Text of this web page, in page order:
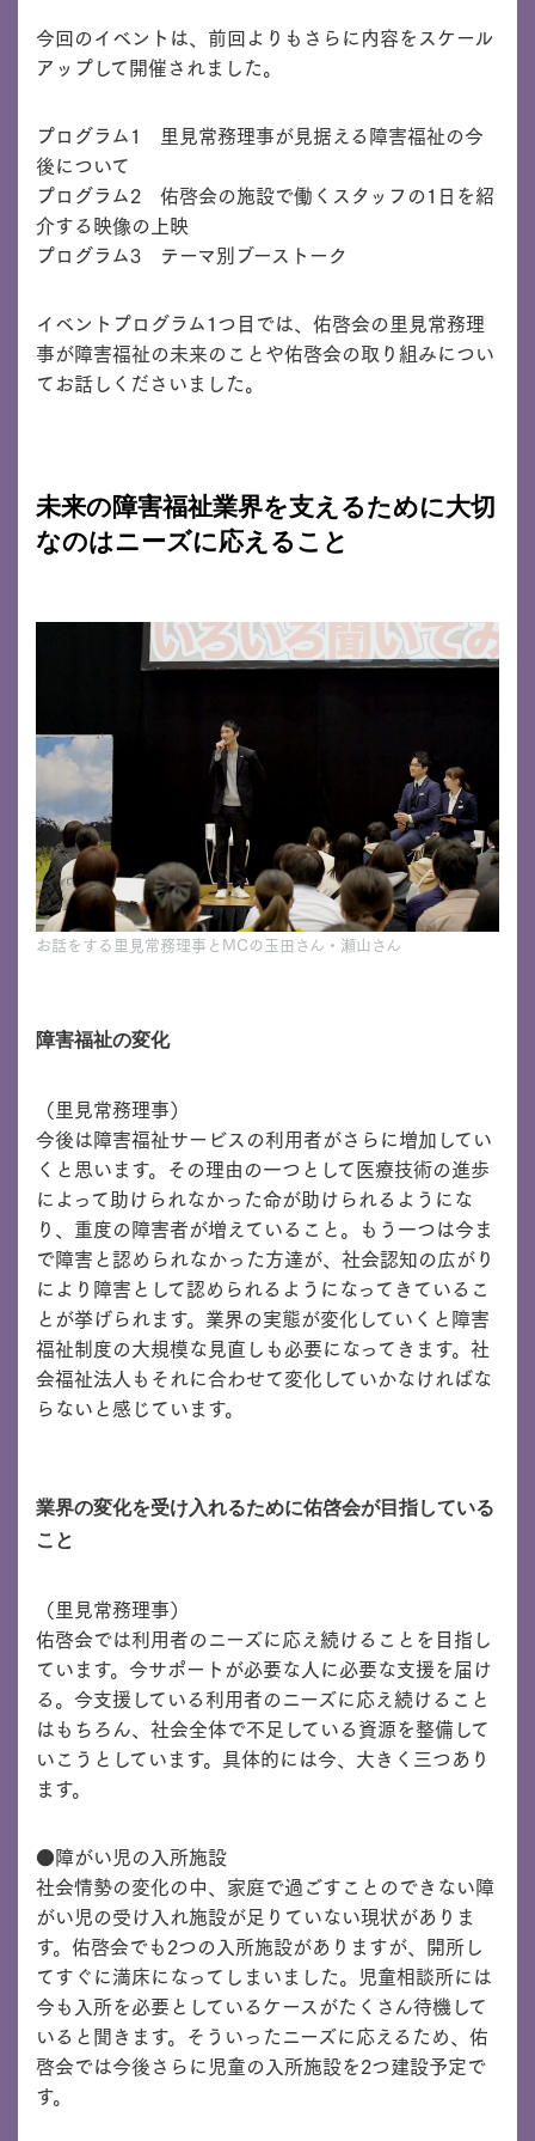
今回のイベントは、前回よりもさらに内容をスケール
アップして開催されました。
プログラム1 里見常務理事が見据える障害福祉の今
後について
プログラム2 佑啓会の施設で働くスタッフの1日を紹
介する映像の上映
プログラム3 テーマ別ブーストーク
イベントプログラム1つ目では、佑啓会の里見常務理
事が障害福祉の未来のことや佑啓会の取り組みについ
てお話しくださいました。
未来の障害福祉業界を支えるために大切
なのはニーズに応えること
お話をする里見常務理事とMCの玉田さん・瀬山さん
障害福祉の変化
（里見常務理事）
今後は障害福祉サービスの利用者がさらに増加してい
くと思います。その理由の一つとして医療技術の進歩
によって助けられなかった命が助けられるようにな
り、重度の障害者が増えていること。もう一つは今ま
で障害と認められなかった方達が、社会認知の広がり
により障害として認められるようになってきているこ
とが挙げられます。業界の実態が変化していくと障害
福祉制度の大規模な見直しも必要になってきます。社
会福祉法人もそれに合わせて変化していかなければな
らないと感じています。
業界の変化を受け入れるために佑啓会が目指している
こと
（里見常務理事）
佑啓会では利用者のニーズに応え続けることを目指し
ています。今サポートが必要な人に必要な支援を届け
る。今支援している利用者のニーズに応え続けること
はもちろん、社会全体で不足している資源を整備して
いこうとしています。具体的には今、大きく三つあり
ます。
●障がい児の入所施設
社会情勢の変化の中、家庭で過ごすことのできない障
がい児の受け入れ施設が足りていない現状がありま
す。佑啓会でも2つの入所施設がありますが、開所し
てすぐに満床になってしまいました。児童相談所には
今も入所を必要としているケースがたくさん待機して
いると聞きます。そういったニーズに応えるため、佑
啓会では今後さらに児童の入所施設を2つ建設予定で
す。